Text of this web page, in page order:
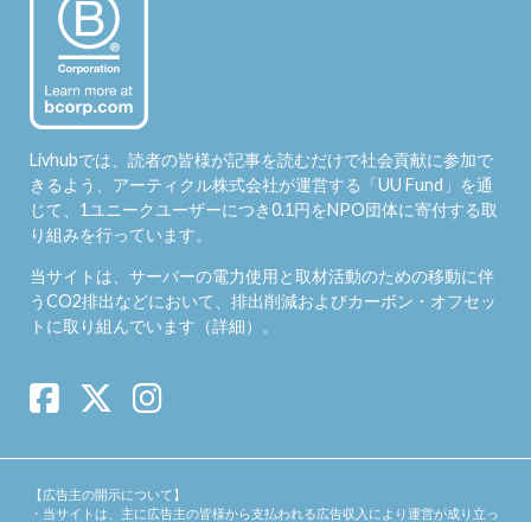
Livhubでは、読者の皆様が記事を読むだけで社会貢献に参加で
きるよう、アーティクル株式会社が運営する「UU Fund 」を通
じて、1ユニークユーザーにつき0.1円をNPO団体に寄付する取
り組みを行っています。
当サイトは、サーバーの電力使用と取材活動のための移動に伴
うCO2排出などにおいて、排出削減およびカーボン・オフセッ
トに取り組んでいます（詳細）。
【広告主の開示について】
・当サイトは、主に広告主の皆様から支払われる広告収入により運営が成り立っ